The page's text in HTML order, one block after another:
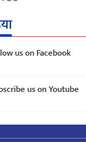
us on Facebook
us on Youtube